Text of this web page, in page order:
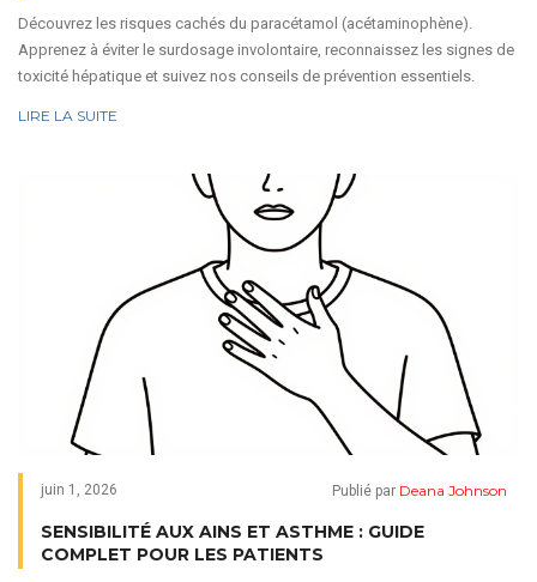
Découvrez les risques cachés du paracétamol (acétaminophène).
Apprenez à éviter le surdosage involontaire, reconnaissez les signes de
toxicité hépatique et suivez nos conseils de prévention essentiels.
LIRE LA SUITE
juin 1, 2026 Publié par Deana Johnson
SENSIBILITÉ AUX AINS ET ASTHME : GUIDE
COMPLET POUR LES PATIENTS